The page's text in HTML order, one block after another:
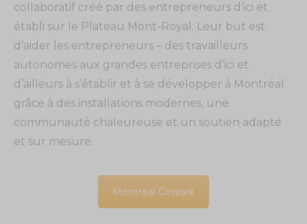
collaboratif créé par des entrepreneurs d’ici et
établi sur le Plateau Mont-Royal. Leur but est
d’aider les entrepreneurs – des travailleurs
autonomes aux grandes entreprises d’ici et
d’ailleurs à s’établir et à se développer à Montréal
grâce à des installations modernes, une
communauté chaleureuse et un soutien adapté
et sur mesure.
Montréal Cowork